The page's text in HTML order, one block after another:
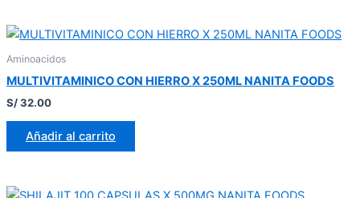
Aminoacidos
MULTIVITAMINICO CON HIERRO X 250ML NANITA FOODS
S/32.00
Añadir al carrito